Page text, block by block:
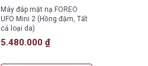
Máy đắp mặt nạ FOREO
UFO Mini 2 (Hồng đậm, Tất
cả loại da)
5.480.000 ₫